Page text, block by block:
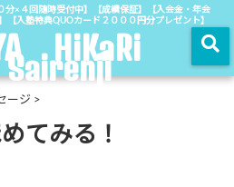
分×４回随時受付中】【成績保証】【入会金・年会
【入塾特典QUOカード２０００円分プレゼント】
HiKaRi
ージ >
てみる！